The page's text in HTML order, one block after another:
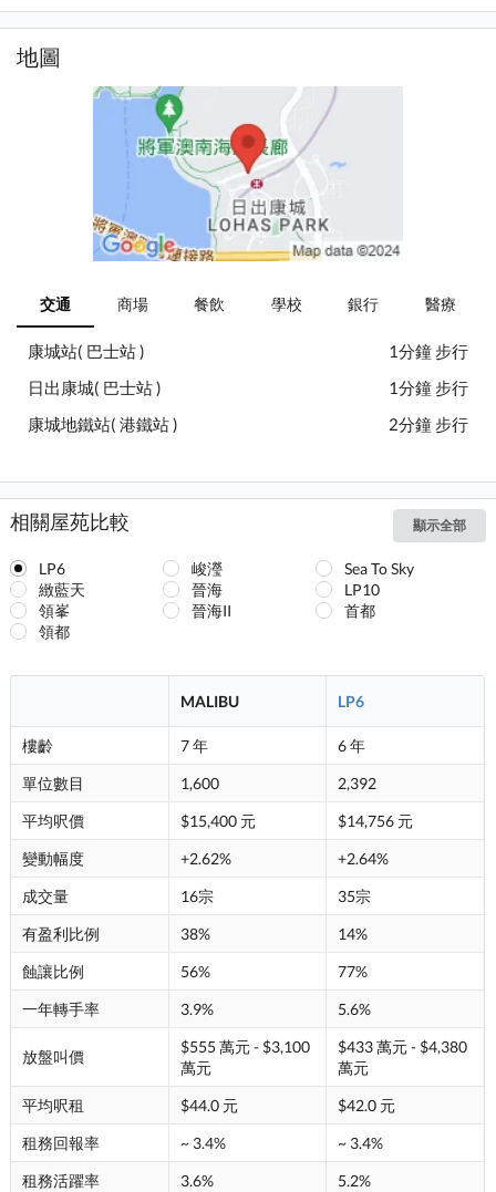
地圖
交通 商場 餐飲 學校 銀行 醫療
康城站( 巴士站 )
1分鐘 步行
日出康城( 巴士站 )
1分鐘 步行
康城地鐵站( 港鐵站 )
2分鐘 步行
相關屋苑比較 顯示全部
LP6 峻瀅
Sea To Sky
緻藍天
晉海
LP10
領峯
晉海II
首都
領都
MALIBU LP6
樓齡 7 年
6 年
單位數目
1,600
2,392
平均呎價
$15,400 元
$14,756 元
變動幅度
+2.62%
+2.64%
成交量
16宗
35宗
有盈利比例
38%
14%
蝕讓比例
56%
77%
一年轉手率
3.9% 5.6%
放盤叫價
$555 萬元 - $3,100
萬元
$433 萬元 - $4,380
萬元
平均呎租
$44.0 元
$42.0 元
租務回報率
~ 3.4%
~ 3.4%
租務活躍率
3.6% 5.2%